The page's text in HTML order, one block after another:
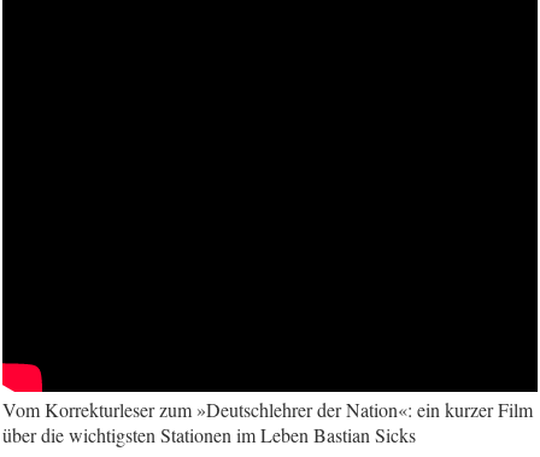
Vom Korrekturleser zum »Deutschlehrer der Nation«: ein kurzer Film
über die wichtigsten Stationen im Leben Bastian Sicks